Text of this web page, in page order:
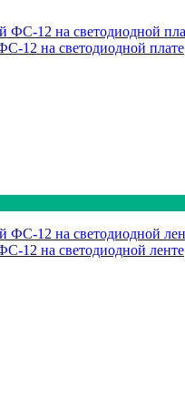
12 на светодиодной плате
12 на светодиодной ленте